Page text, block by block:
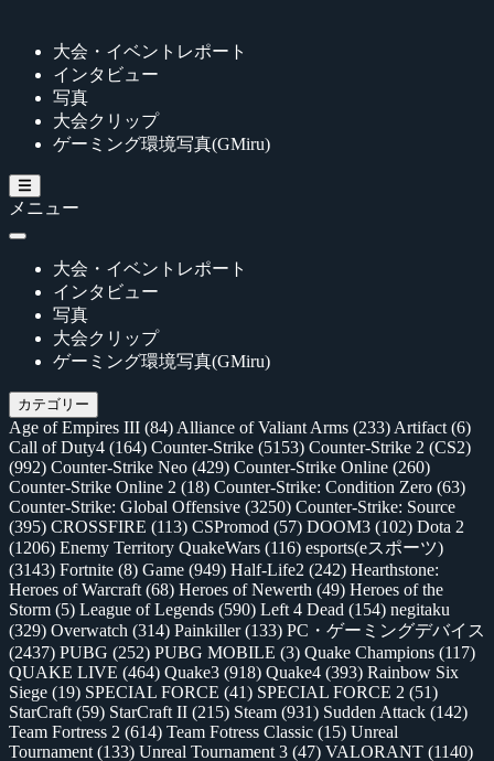
大会・イベントレポート
インタビュー
写真
大会クリップ
ゲーミング環境写真(GMiru)
メニュー
大会・イベントレポート
インタビュー
写真
大会クリップ
ゲーミング環境写真(GMiru)
カテゴリー
Age of Empires III (84) Alliance of Valiant Arms (233) Artifact (6)
Call of Duty4 (164) Counter-Strike (5153) Counter-Strike 2 (CS2)
(992) Counter-Strike Neo (429) Counter-Strike Online (260)
Counter-Strike Online 2 (18) Counter-Strike: Condition Zero (63)
Counter-Strike: Global Offensive (3250) Counter-Strike: Source
(395) CROSSFIRE (113) CSPromod (57) DOOM3 (102) Dota 2
(1206) Enemy Territory QuakeWars (116) esports(eスポーツ)
(3143) Fortnite (8) Game (949) Half-Life2 (242) Hearthstone:
Heroes of Warcraft (68) Heroes of Newerth (49) Heroes of the
Storm (5) League of Legends (590) Left 4 Dead (154) negitaku
(329) Overwatch (314) Painkiller(133) PC・ゲーミングデバイス
(2437) PUBG (252) PUBG MOBILE (3) Quake Champions (117)
QUAKE LIVE (464) Quake3 (918) Quake4 (393) Rainbow Six
Siege (19) SPECIAL FORCE (41) SPECIAL FORCE 2 (51)
StarCraft (59) StarCraft II (215) Steam (931) Sudden Attack (142)
Team Fortress 2 (614) Team Fotress Classic (15) Unreal
Tournament (133) Unreal Tournament 3 (47) VALORANT (1140)